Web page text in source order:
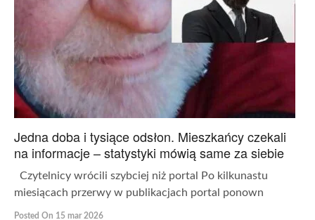
Jedna doba i tysiące odsłon. Mieszkańcy czekali
na informacje – statystyki mówią same za siebie
Czytelnicy wrócili szybciej niż portal Po kilkunastu
miesiącach przerwy w publikacjach portal ponown
Posted On 15 mar 2026